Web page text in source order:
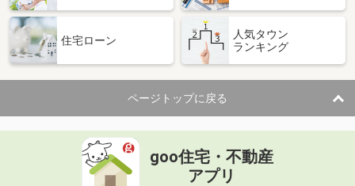
住宅ローン
人気タウン
ランキング
ページトップに戻る
goo住宅・不動産
アプリ